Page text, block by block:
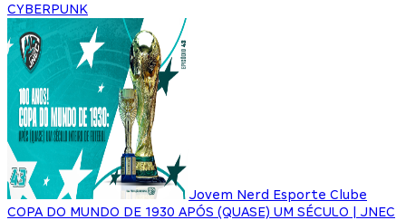
CYBERPUNK
Jovem Nerd Esporte Clube
COPA DO MUNDO DE 1930 APÓS (QUASE) UM SÉCULO | JNEC